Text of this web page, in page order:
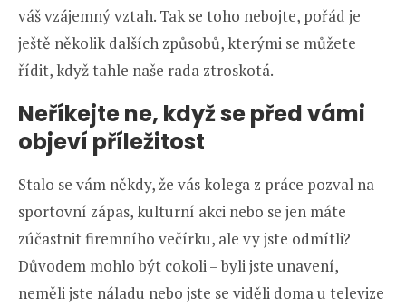
váš vzájemný vztah. Tak se toho nebojte, pořád je
ještě několik dalších způsobů, kterými se můžete
řídit, když tahle naše rada ztroskotá.
Neříkejte ne, když se před vámi
objeví příležitost
Stalo se vám někdy, že vás kolega z práce pozval na
sportovní zápas, kulturní akci nebo se jen máte
zúčastnit firemního večírku, ale vy jste odmítli?
Důvodem mohlo být cokoli – byli jste unavení,
neměli jste náladu nebo jste se viděli doma u televize